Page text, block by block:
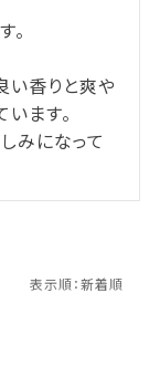
。
い香りと爽や
ます。
みになって